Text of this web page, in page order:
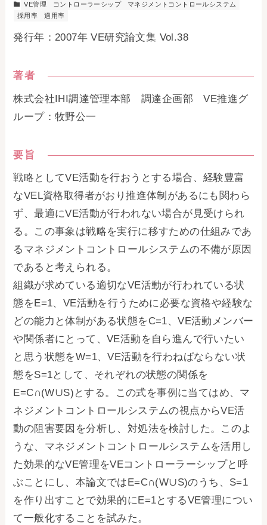
VE管理
コントローラーシップ
マネジメントコントロールシステム
採用率
適用率
発行年：2007年 VE研究論文集 Vol.38
著者
株式会社IHI調達管理本部 調達企画部 VE推進グ
ループ：牧野公一
要旨
戦略としてVE活動を行おうとする場合、経験豊富
なVEL資格取得者がおり推進体制があるにも関わら
ず、最適にVE活動が行われない場合が見受けられ
る。この事象は戦略を実行に移すための仕組みであ
るマネジメントコントロールシステムの不備が原因
であると考えられる。
組織が求めている適切なVE活動が行われている状
態をE=1、VE活動を行うために必要な資格や経験な
どの能力と体制がある状態をC=1、VE活動メンバー
や関係者にとって、VE活動を自ら進んで行いたい
と思う状態をW=1、VE活動を行わねばならない状
態をS=1として、それぞれの状態の関係を
E=C∩(W∪S)とする。この式を事例に当てはめ、マ
ネジメントコントロールシステムの視点からVE活
動の阻害要因を分析し、対処法を検討した。このよ
うな、マネジメントコントロールシステムを活用し
た効果的なVE管理をVEコントローラーシップと呼
ぶことにし、本論文ではE=C∩(W∪S)のうち、S=1
を作り出すことで効果的にE=1とするVE管理につい
て一般化することを試みた。